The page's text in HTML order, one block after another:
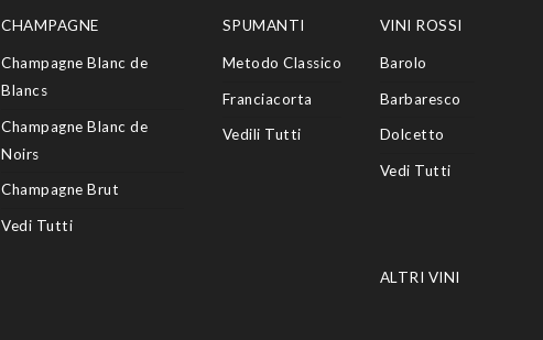
CHAMPAGNE
Champagne Blanc de
Blancs
Champagne Blanc de
Noirs
Champagne Brut
Vedi Tutti
SPUMANTI
Metodo Classico
Franciacorta
Vedili Tutti
VINI ROSSI
Barolo
Barbaresco
Dolcetto
Vedi Tutti
ALTRI VINI